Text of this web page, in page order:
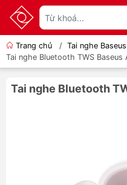
Trang chủ / Tai nghe Baseus
Tai nghe Bluetooth TWS Baseus
Tai nghe Bluetooth